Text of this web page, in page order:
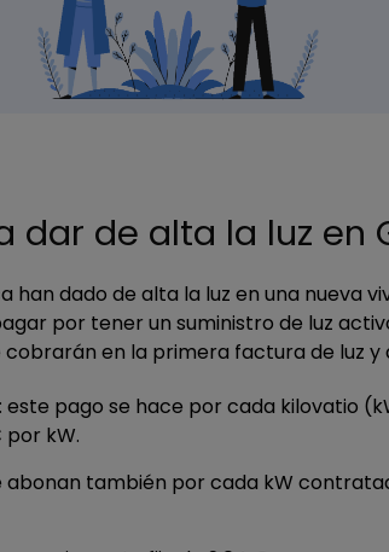
dar de alta la luz en
han dado de alta la luz en una
por tener un suministro de luz
cobrarán en la primera factura de luz
: este pago se hace por cada kilovatio
por kW.
abonan también por cada kW